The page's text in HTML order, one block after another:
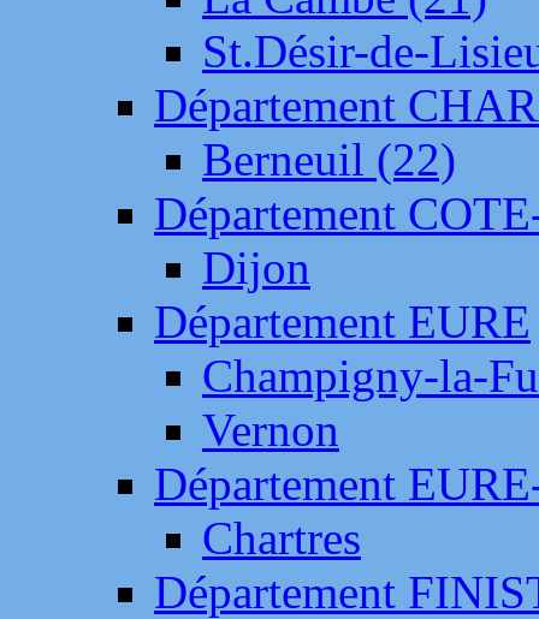
St.Désir-de-
Département
Berneuil (22)
Département
Dijon
Département EURE
Champigny-la-
Vernon
Département
Chartres
Département